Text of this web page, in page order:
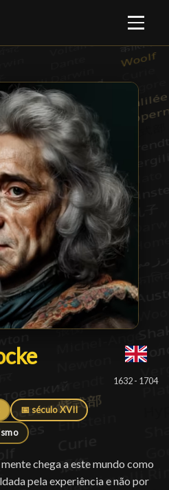
█
1632 - 1704
📅 século XVII
chega a este mundo como
pela experiência e não por